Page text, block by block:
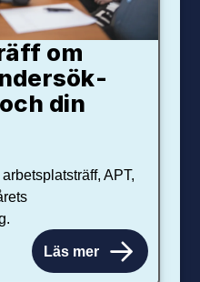
om
din
APT,
Läs mer